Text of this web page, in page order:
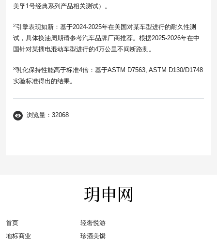
美孚1号经典系列产品相关测试）。
2引擎表现如新：基于2024-2025年在美国对某车型进行的耐久性测
试，具体换油周期请参考汽车品牌厂商推荐。根据2025-2026年在中
国针对某插电混动车型进行的4万公里不间断路测。
3乳化保持性能高于标准4倍：基于ASTM D7563, ASTM D130/D1748
实验标准得出的结果。
浏览量：32068
首页
轻奢悦游
地标商业
珍酒美馔